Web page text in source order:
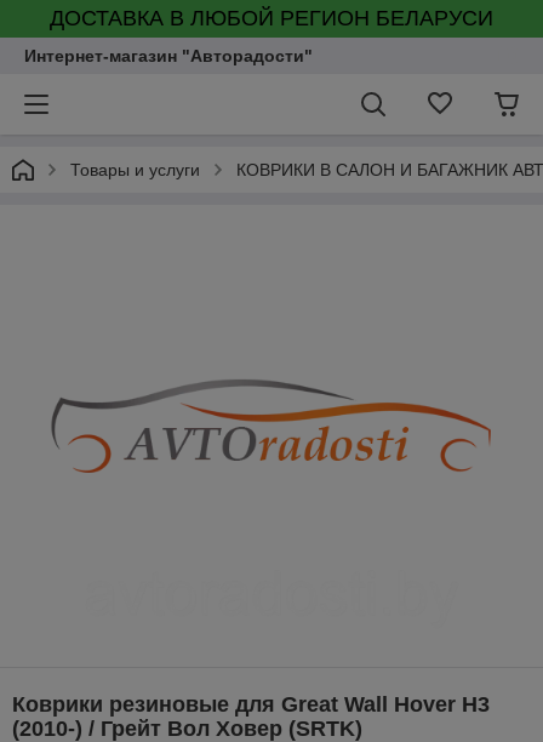
ДОСТАВКА В ЛЮБОЙ РЕГИОН БЕЛАРУСИ
Интернет-магазин "Авторадости"
Товары и услуги КОВРИКИ В САЛОН И БАГАЖНИК
Коврики резиновые для Great Wall Hover H3
(2010-) / Грейт Вол Ховер (SRTK)